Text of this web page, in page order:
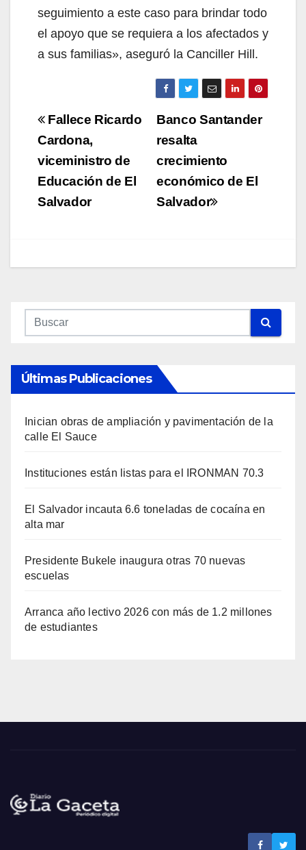
seguimiento a este caso para brindar todo
el apoyo que se requiera a los afectados y
a sus familias», aseguró la Canciller Hill.
Navegación
de
entradas
Banco Santander
resalta
crecimiento
económico de El
Salvador
Fallece Ricardo
Cardona,
viceministro de
Educación de El
Salvador
Últimas Publicaciones
Inician obras de ampliación y pavimentación de la
calle El Sauce
Instituciones están listas para el IRONMAN 70.3
El Salvador incauta 6.6 toneladas de cocaína en
alta mar
Presidente Bukele inaugura otras 70 nuevas
escuelas
Arranca año lectivo 2026 con más de 1.2 millones
de estudiantes